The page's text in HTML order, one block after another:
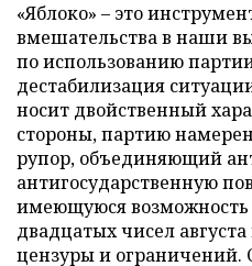
«Яблоко» – это
вмешательства в наши
по использованию
дестабилизация
носит двойственный
стороны, партию
рупор, объединяющий
антигосударственную
имеющуюся возможность
двадцатых чисел
цензуры и ограничений.